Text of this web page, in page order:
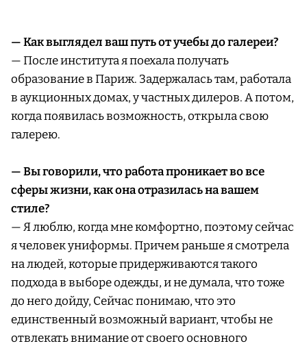
— Как выглядел ваш путь от учебы до галереи?
— После института я поехала получать
образование в Париж. Задержалась там, работала
в аукционных домах, у частных дилеров. А потом,
когда появилась возможность, открыла свою
галерею.
— Вы говорили, что работа проникает во все
сферы жизни, как она отразилась на вашем
стиле?
— Я люблю, когда мне комфортно, поэтому сейчас
я человек униформы. Причем раньше я смотрела
на людей, которые придерживаются такого
подхода в выборе одежды, и не думала, что тоже
до него дойду, Сейчас понимаю, что это
единственный возможный вариант, чтобы не
отвлекать внимание от своего основного